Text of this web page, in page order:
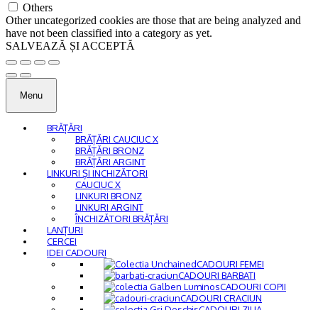
Others
Other uncategorized cookies are those that are being analyzed and
have not been classified into a category as yet.
SALVEAZĂ ȘI ACCEPTĂ
Menu
BRĂȚĂRI
BRĂȚĂRI CAUCIUC X
BRĂȚĂRI BRONZ
BRĂȚĂRI ARGINT
LINKURI ȘI INCHIZĂTORI
CAUCIUC X
LINKURI BRONZ
LINKURI ARGINT
ÎNCHIZĂTORI BRĂȚĂRI
LANȚURI
CERCEI
IDEI CADOURI
CADOURI FEMEI
CADOURI BARBATI
CADOURI COPII
CADOURI CRACIUN